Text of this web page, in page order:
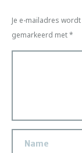
Je e-mailadres
gemarkeerd met*